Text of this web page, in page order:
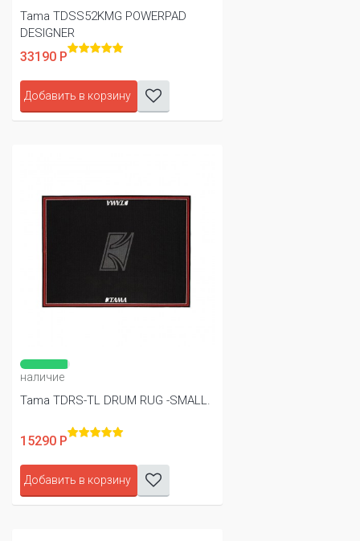
Tama TDSS52KMG POWERPAD
DESIGNER
33190 Р
Добавить в корзину
наличие
Tama TDRS-TL DRUM RUG -SMALL.
15290 Р
Добавить в корзину